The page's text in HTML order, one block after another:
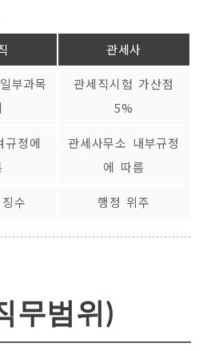
관세사
부과목
관세직시험 가산점
5%
규정에
관세사무소 내부규정
에 따름
수 행정 위주
무범위)